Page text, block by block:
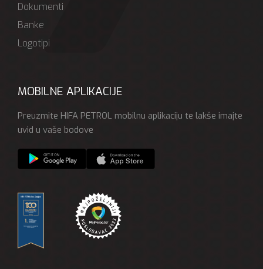
Dokumenti
Banke
Logotipi
MOBILNE APLIKACIJE
Preuzmite HIFA PETROL mobilnu aplikaciju te lakše imajte
uvid u vaše bodove